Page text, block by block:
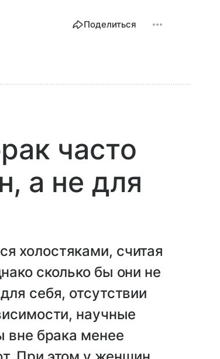
Поделиться
часто
а не для
холостяками, считая
сколько бы они не
себя, отсутствии
научные
вне брака менее